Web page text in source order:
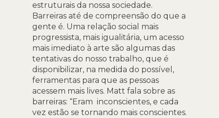
estruturais da nossa sociedade.
Barreiras até de compreensão do que a
gente é. Uma relação social mais
progressista, mais igualitária, um acesso
mais imediato à arte são algumas das
tentativas do nosso trabalho, que é
disponibilizar, na medida do possível,
ferramentas para que as pessoas
acessem mais lives. Matt fala sobre as
barreiras: “Eram inconscientes, e cada
vez estão se tornando mais conscientes.